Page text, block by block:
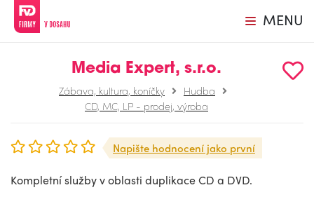
MENU
Media Expert, s.r.o.
Zábava, kultura, koníčky
Hudba
CD, MC, LP - prodej, výroba
Napište hodnocení jako první
Kompletní služby v oblasti duplikace CD a DVD.